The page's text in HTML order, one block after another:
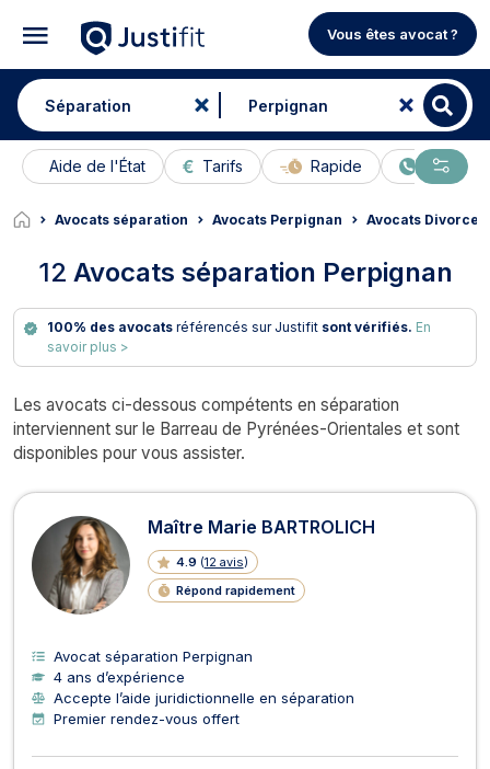
Vous êtes avocat ?
Aide de l'État Tarifs Rapide En ligne
Avocats séparation Avocats Perpignan Avocats Divorce
12 Avocats séparation Perpignan
100% des avocatsréférencés sur Justifit sont vérifiés. En
savoir plus >
Les avocats ci-dessous compétents en séparation
interviennent sur le Barreau de Pyrénées-Orientales et sont
disponibles pour vous assister.
Avocats en séparation à Perpignan
Maître Marie BARTROLICH
4.9 (12 avis)
Répond rapidement
Avocat séparation Perpignan
4 ans d’expérience
Accepte l’aide juridictionnelle en séparation
Premier rendez-vous offert